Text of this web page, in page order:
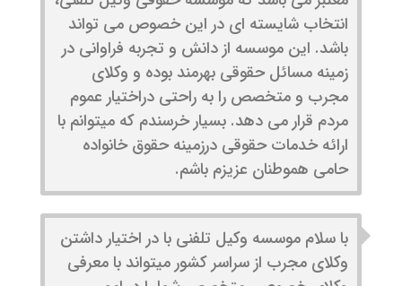
انتخاب شایسته ای در این خصوص می تواند
باشد. این موسسه از دانش و تجربه فراوانی در
زمینه مسائل حقوقی بهرمند بوده و وکلای
مجرب و متخصص را به راحتی دراختیار عموم
مردم قرار می دهد. بسیار خرسندم که میتوانم با
ارائه خدمات حقوقی درزمینه حقوق خانواده
حامی هموطنان عزیزم باشم.
با سلام موسسه وکیل تلفنی با در اختیار داشتن
وکلای مجرب از سراسر کشور میتواند با معرفی